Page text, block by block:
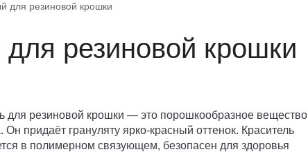
для резиновой крошки
резиновой крошки
для резиновой крошки — это порошкообразное вещество
Он придаёт грануляту ярко-красный оттенок. Краситель
в полимерном связующем, безопасен для здоровья